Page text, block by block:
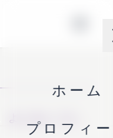
ホーム
プロフィ
しなしごと。